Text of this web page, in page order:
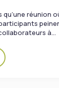
qu’une réunion
à…